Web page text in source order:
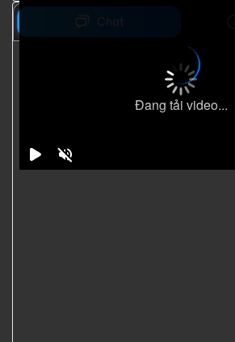
Đang tải video...
Chat